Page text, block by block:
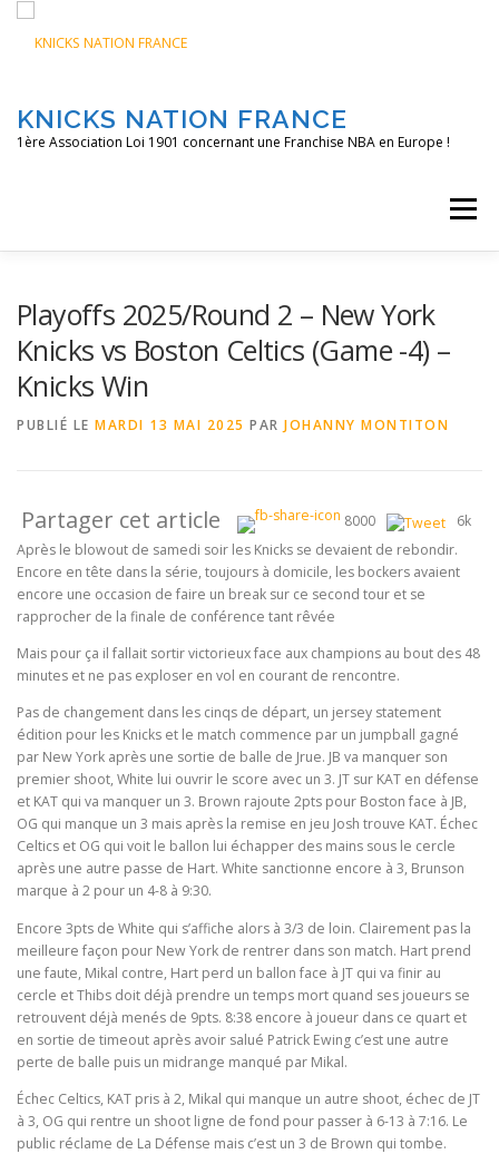
contenu
KNICKS NATION FRANCE
1ère Association Loi 1901 concernant une Franchise NBA en Europe !
Menu
PODCAST
Playoffs 2025/Round 2 – New York
Knicks vs Boston Celtics (Game -4) –
Knicks Win
PUBLIÉ LE MARDI 13 MAI 2025 PAR JOHANNY MONTITON
Partager cet article 8000
6k
Après le blowout de samedi soir les Knicks se devaient de rebondir.
Encore en tête dans la série, toujours à domicile, les bockers avaient
encore une occasion de faire un break sur ce second tour et se
rapprocher de la finale de conférence tant rêvée
Mais pour ça il fallait sortir victorieux face aux champions au bout des 48
minutes et ne pas exploser en vol en courant de rencontre.
Pas de changement dans les cinqs de départ, un jersey statement
édition pour les Knicks et le match commence par un jumpball gagné
par New York après une sortie de balle de Jrue. JB va manquer son
premier shoot, White lui ouvrir le score avec un 3. JT sur KAT en défense
et KAT qui va manquer un 3. Brown rajoute 2pts pour Boston face à JB,
OG qui manque un 3 mais après la remise en jeu Josh trouve KAT. Échec
Celtics et OG qui voit le ballon lui échapper des mains sous le cercle
après une autre passe de Hart. White sanctionne encore à 3, Brunson
marque à 2 pour un 4-8 à 9:30.
Encore 3pts de White qui s’affiche alors à 3/3 de loin. Clairement pas la
meilleure façon pour New York de rentrer dans son match. Hart prend
une faute, Mikal contre, Hart perd un ballon face à JT qui va finir au
cercle et Thibs doit déjà prendre un temps mort quand ses joueurs se
retrouvent déjà menés de 9pts. 8:38 encore à joueur dans ce quart et
en sortie de timeout après avoir salué Patrick Ewing c’est une autre
perte de balle puis un midrange manqué par Mikal.
Échec Celtics, KAT pris à 2, Mikal qui manque un autre shoot, échec de JT
à 3, OG qui rentre un shoot ligne de fond pour passer à 6-13 à 7:16. Le
public réclame de La Défense mais c’est un 3 de Brown qui tombe.